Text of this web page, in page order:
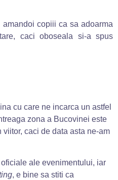
copiii ca sa adoarma
caci oboseala si-a spus
cu care ne incarca un astfel
zona a Bucovinei este
caci de data asta ne-am
ale evenimentului, iar
, e bine sa stiti ca